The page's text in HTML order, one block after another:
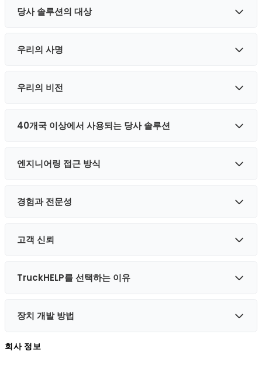
고 있습니다.
수년에 걸쳐 당사의 장치는 전 세계 고객이 매일 사용하는
60,000대 이상의 트럭에 설치되었습니다.
당사는 서비스 도구, 진단 솔루션 및 전자 제어 시스템을 포함하
40개국 이상의 전문가들이 당사를 신뢰합니다.
당사의 장치는 전 세계 트럭에서 매일 사용되며 실제 운송 운영
조건에서 테스트됩니다.
모든 TruckHELP 솔루션은 주요 제조업체의 트럭에서 직접 개
발 및 테스트됩니다:
Volvo • Renault • Scania • Mercedes-Benz • DAF •
MAN • IVECO
시장 출시 전 당사의 장치는 다음을 거칩니다:
실제 차량에서의 테스트
CAN 시스템 안정성 검증
장기 운영 테스트
모든 장치의 품질 관리
이를 통해 실제 도로 조건에서 안정적이고 신뢰할 수 있는 장비
성능을 보장할 수 있습니다.
당사 솔루션의 대상
당사 제품은 상용차량을 다루는 전문가를 위해 설계되었습니
다:
트럭 운전자
운송 회사
차량 다운타임 감소 및 차량 효율성 향상.
우리의 사명
당사의 사명은 운전자, 서비스 전문가 및 운송 회사가 기술적 문
제를 더 빠르게 해결하고 운영 효율성을 향상시킬 수 있도록 돕
는 상용차량을 위한 신뢰할 수 있는 전자 솔루션을 개발하는 것
우리의 비전
우리는 전자 솔루션을 통해 더 빠른 고장 진단, 차량 다운타임
최소화, 차량 관리 효율성 향상이 가능한 상용 운송의 미래를 그
리고 있습니다.
TruckHELP는 업계 전문가를 위한 현대적이고 실용적인 솔루션
을 만들어 이러한 기술 발전의 일부가 되고자 합니다.
40개국 이상에서 사용되는 당사 솔루션
엔지니어링 접근 방식
대기업과 달리 당사는 소규모 엔지니어링 팀을 유지하여 모든
제품의 품질에 최대한의 관심을 기울일 수 있습니다.
모든 장치는 전체 개발 주기를 거칩니다:
소프트웨어 검증
실제 트럭에서의 테스트
출시 전 품질 관리
은 신뢰성을 보장합니다.
경험과 전문성
당사 팀은 현대 상용차량의 전자 시스템에 대한 수년간의 실무
경험을 갖춘 전자 엔지니어, 소프트웨어 개발자 및 트럭 기술 전
문가로 구성되어 있습니다.
당사는 현대 운송 플랫폼, CAN 네트워크 및 전자 제어 시스템
의 아키텍처를 깊이 이해하고 있습니다.
고객 신뢰
CAN LOGIC LTD는 유럽 비즈니스 표준에 따라 운영되며 제품
에 대해 2년 보증을 제공합니다.
당사는 엔지니어링 정밀도, 신뢰성 및 실용적 효율성을 결합한
솔루션을 제공하며 전 세계 고객과 장기적인 관계를 구축합니
다.
TruckHELP를 선택하는 이유
엔지니어링 전문성
당사는 상용차량의 전자 시스템에만 집중합니다.
장치 개발 방법
회사 정보